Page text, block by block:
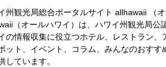
州観光局総合ポータルサイト allhawaii （オ
（オールハワイ）は、ハワイ州観光局公
の情報収集に役立つホテル、レストラン
ット、イベント、コラム、みんなのおすす
しています。